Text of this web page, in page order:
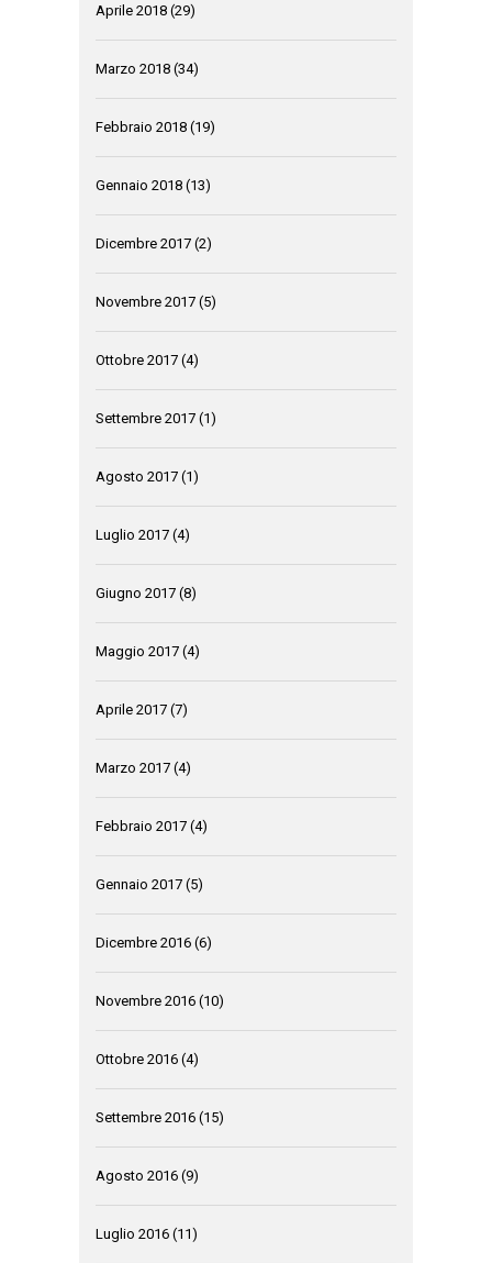
Aprile 2018 (29)
Marzo 2018 (34)
Febbraio 2018 (19)
Gennaio 2018 (13)
Dicembre 2017 (2)
Novembre 2017 (5)
Ottobre 2017 (4)
Settembre 2017 (1)
Agosto 2017 (1)
Luglio 2017 (4)
Giugno 2017 (8)
Maggio 2017 (4)
Aprile 2017 (7)
Marzo 2017 (4)
Febbraio 2017 (4)
Gennaio 2017 (5)
Dicembre 2016 (6)
Novembre 2016 (10)
Ottobre 2016 (4)
Settembre 2016 (15)
Agosto 2016 (9)
Luglio 2016 (11)